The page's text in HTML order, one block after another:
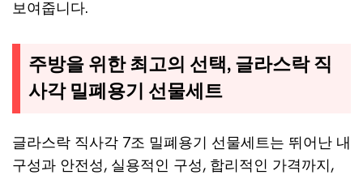
보여줍니다.
주방을 위한 최고의 선택, 글라스락 직
사각 밀폐용기 선물세트
글라스락 직사각 7조 밀폐용기 선물세트는 뛰어난 내
구성과 안전성, 실용적인 구성, 합리적인 가격까지,